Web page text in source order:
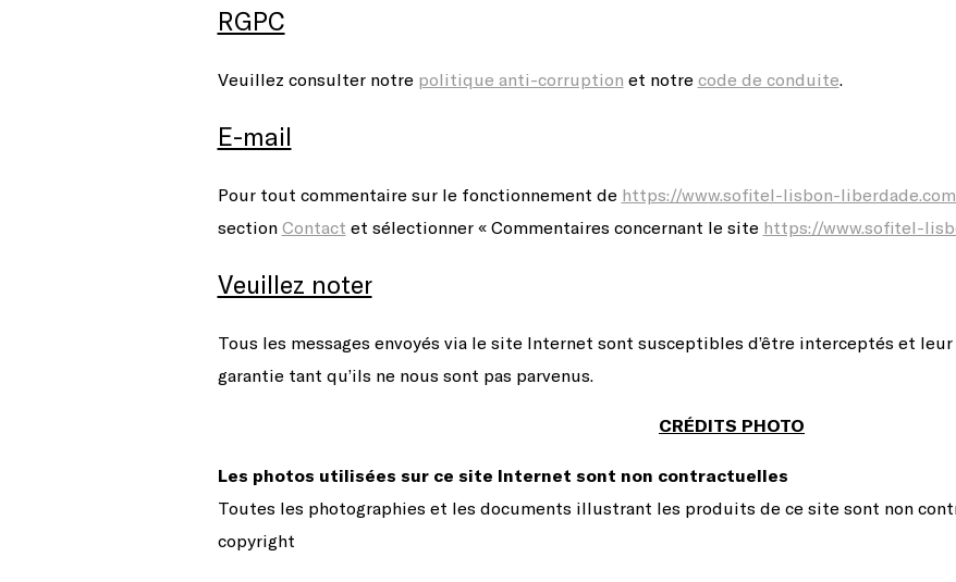
RGPC
Veuillez consulter notre politique anti-corruption et notre code de conduite.
E-mail
Pour tout commentaire sur le fonctionnement de https://www.sofitel-lisbon-
section Contact et sélectionner « Commentaires concernant le site https://www.sofitel-
Veuillez noter
Tous les messages envoyés via le site Internet sont susceptibles d’être interceptés et
garantie tant qu’ils ne nous sont pas parvenus.
CRÉDITS PHOTO
Les photos utilisées sur ce site Internet sont non contractuelles
Toutes les photographies et les documents illustrant les produits de ce site sont non
copyright